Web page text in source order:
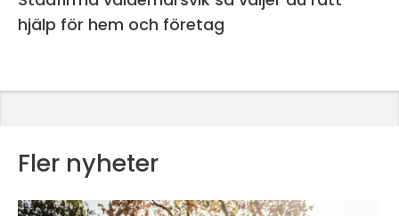
hjälp för hem och företag
Fler nyheter